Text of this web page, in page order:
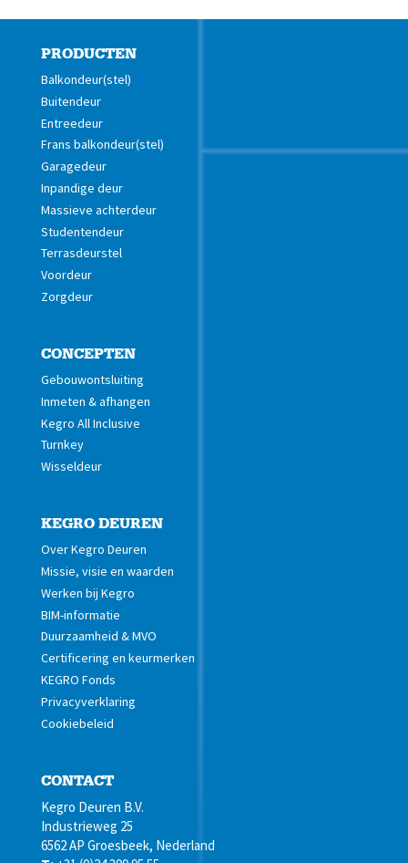
PRODUCTEN
Balkondeur(stel)
Buitendeur
Entreedeur
Frans balkondeur(stel)
Garagedeur
Inpandige deur
Massieve achterdeur
Studentendeur
Terrasdeurstel
Voordeur
Zorgdeur
CONCEPTEN
Gebouwontsluiting
Inmeten & afhangen
Kegro All Inclusive
Turnkey
Wisseldeur
KEGRO DEUREN
Over Kegro Deuren
Missie, visie en waarden
Werken bij Kegro
BIM-informatie
Duurzaamheid & MVO
Certificering en keurmerken
KEGRO Fonds
Privacyverklaring
Cookiebeleid
CONTACT
Kegro Deuren B.V.
Industrieweg 25
6562 AP Groesbeek, Nederland